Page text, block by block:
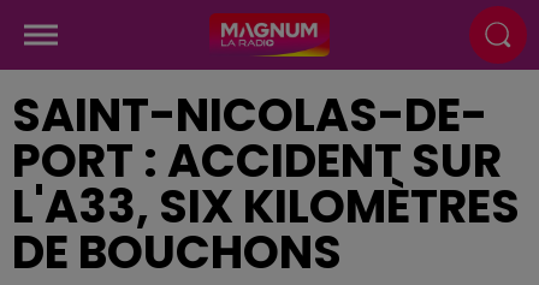
SAINT-NICOLAS-DE-
PORT : ACCIDENT SUR
L'A33, SIX KILOMÈTRES
DE BOUCHONS